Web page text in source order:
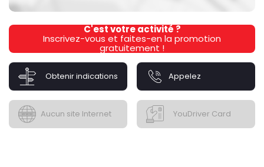
C'est votre activité ?
Inscrivez-vous et faites-en la promotion
gratuitement !
Obtenir indications Appelez
Aucun site Internet YouDriver Card